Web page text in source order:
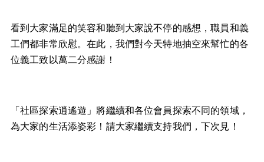
看到大家滿足的笑容和聽到大家說不停的感想，職員和義
工們都非常欣慰。在此，我們對今天特地抽空來幫忙的各
位義工致以萬二分感謝！
「社區探索逍遙遊」將繼續和各位會員探索不同的領域，
為大家的生活添姿彩！請大家繼續支持我們，下次見！